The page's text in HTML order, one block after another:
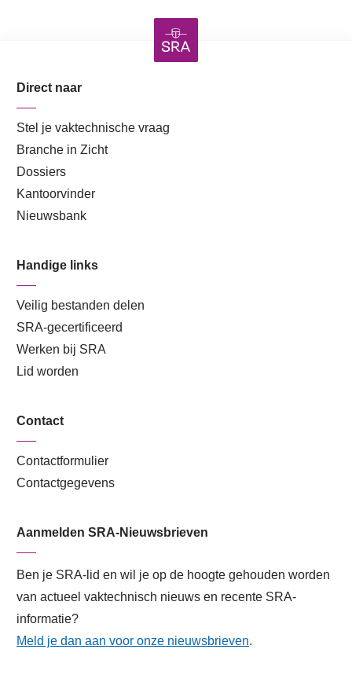
Direct naar
Stel je vaktechnische vraag
Branche in Zicht
Dossiers
Kantoorvinder
Nieuwsbank
Handige links
Veilig bestanden delen
SRA-gecertificeerd
Werken bij SRA
Lid worden
Contact
Contactformulier
Contactgegevens
Aanmelden SRA-Nieuwsbrieven
Ben je SRA-lid en wil je op de hoogte gehouden worden
van actueel vaktechnisch nieuws en recente SRA-
informatie?
Meld je dan aan voor onze nieuwsbrieven.